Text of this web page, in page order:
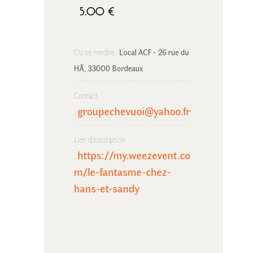
5.00 €
Où se rendre : Local ACF - 26 rue du
HÂ, 33000 Bordeaux
Contact
: groupechevuoi@yahoo.fr
Lien d'inscription
: https://my.weezevent.co
m/le-fantasme-chez-
hans-et-sandy